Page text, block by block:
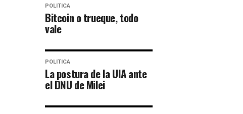
POLITICA
Bitcoin o trueque, todo
vale
POLITICA
La postura de la UIA ante
el DNU de Milei